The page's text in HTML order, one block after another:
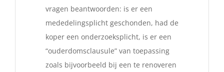
vragen beantwoorden: is er een
mededelingsplicht geschonden, had de
koper een onderzoeksplicht, is er een
“ouderdomsclausule” van toepassing
zoals bijvoorbeeld bij een te renoveren